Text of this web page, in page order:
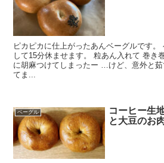
ピカピカに仕上がったあんベーグルです。
して15分休ませます。 粒あん入れて 巻き
に胡麻つけてしまったー …けど、意外と
てま...
ベーグル
コーヒー生
と大豆のお